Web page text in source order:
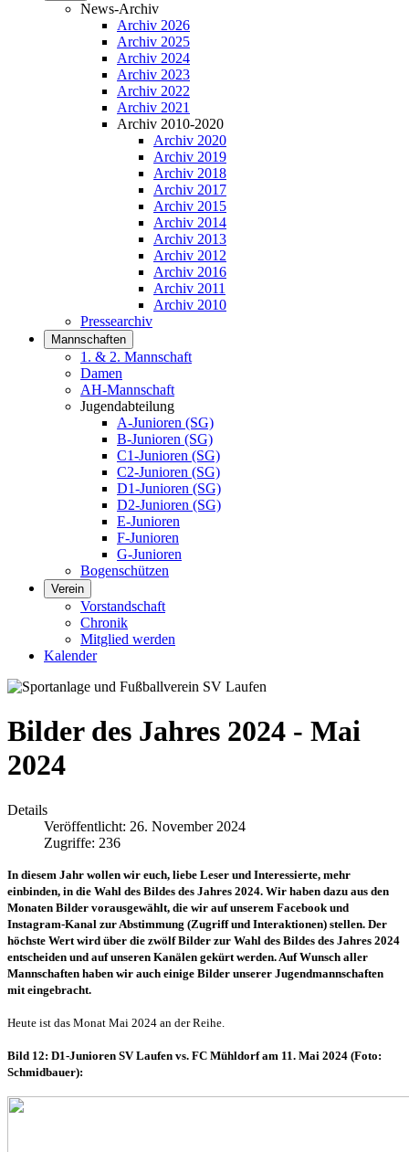
News-Archiv
Archiv 2026
Archiv 2025
Archiv 2024
Archiv 2023
Archiv 2022
Archiv 2021
Archiv 2010-2020
Archiv 2020
Archiv 2019
Archiv 2018
Archiv 2017
Archiv 2015
Archiv 2014
Archiv 2013
Archiv 2012
Archiv 2016
Archiv 2011
Archiv 2010
Pressearchiv
Mannschaften
1. & 2. Mannschaft
Damen
AH-Mannschaft
Jugendabteilung
A-Junioren (SG)
B-Junioren (SG)
C1-Junioren (SG)
C2-Junioren (SG)
D1-Junioren (SG)
D2-Junioren (SG)
E-Junioren
F-Junioren
G-Junioren
Bogenschützen
Verein
Vorstandschaft
Chronik
Mitglied werden
Kalender
Bilder des Jahres 2024 - Mai
2024
Details
Veröffentlicht: 26. November 2024
Zugriffe: 236
In diesem Jahr wollen wir euch, liebe Leser und Interessierte, mehr
einbinden, in die Wahl des Bildes des Jahres 2024. Wir haben dazu aus den
Monaten Bilder vorausgewählt, die wir auf unserem Facebook und
Instagram-Kanal zur Abstimmung (Zugriff und Interaktionen) stellen. Der
höchste Wert wird über die zwölf Bilder zur Wahl des Bildes des Jahres 2024
entscheiden und auf unseren Kanälen gekürt werden. Auf Wunsch aller
Mannschaften haben wir auch einige Bilder unserer Jugendmannschaften
mit eingebracht.
Heute ist das Monat Mai 2024 an der Reihe.
Bild 12: D1-Junioren SV Laufen vs. FC Mühldorf am 11. Mai 2024 (Foto:
Schmidbauer):